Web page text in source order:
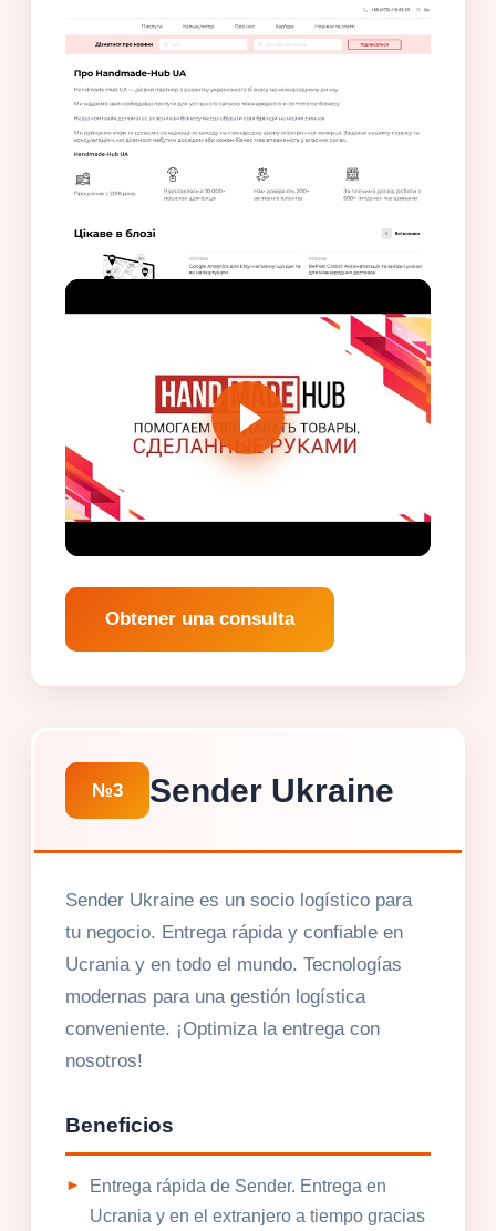
Obtener una consulta
№3 Sender Ukraine
Sender Ukraine es un socio logístico para
tu negocio. Entrega rápida y confiable en
Ucrania y en todo el mundo. Tecnologías
modernas para una gestión logística
conveniente. ¡Optimiza la entrega con
nosotros!
Beneficios
Entrega rápida de Sender. Entrega en
Ucrania y en el extranjero a tiempo gracias